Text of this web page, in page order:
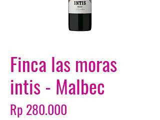
Finca las moras
intis - Malbec
Rp 280.000